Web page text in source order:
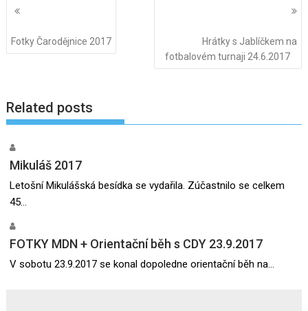
Navigace
příspěvky
Fotky Čarodějnice 2017
Hrátky s Jablíčkem na
fotbalovém turnaji 24.6.2017
Related posts
Mikuláš 2017
Letošní Mikulášská besídka se vydařila. Zúčastnilo se celkem
45...
FOTKY MDN + Orientační běh s CDY 23.9.2017
V sobotu 23.9.2017 se konal dopoledne orientační běh na...